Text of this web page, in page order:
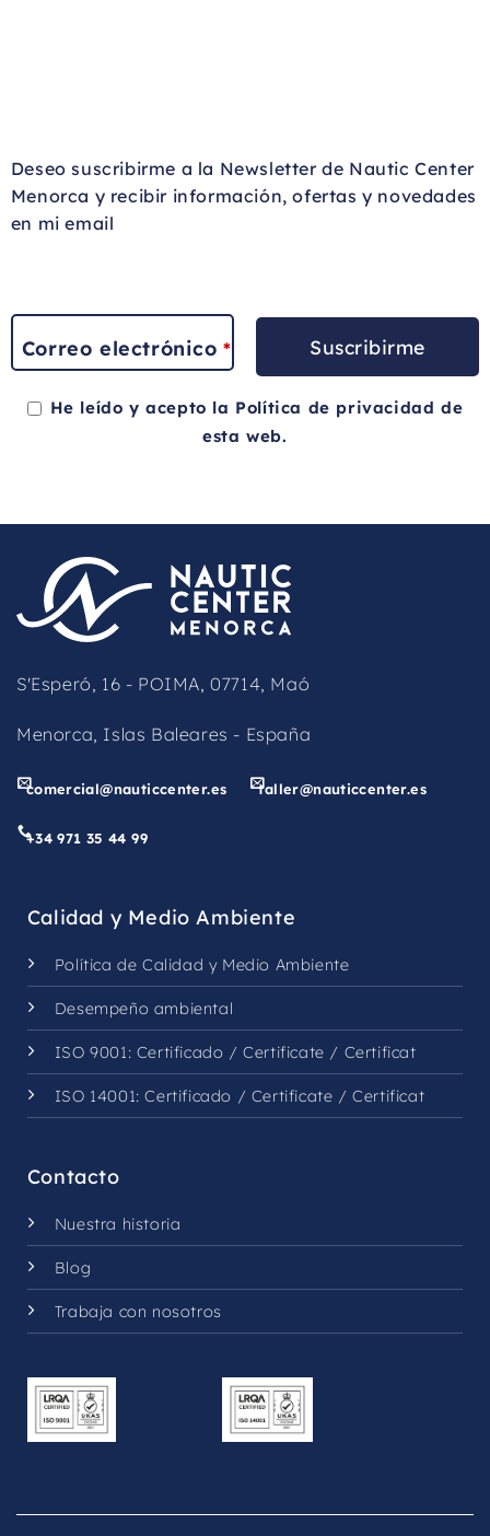
Deseo suscribirme a la Newsletter de Nautic Center
Menorca y recibir información, ofertas y novedades
en mi email
Correo electrónico * Suscribirme
He leído y acepto la Política de privacidad de
esta web.
blank
S'Esperó, 16 - POIMA, 07714, Maó
Menorca, Islas Baleares - España
comercial@nauticcenter.es taller@nauticcenter.es
+34 971 35 44 99
Calidad y Medio Ambiente
Política de Calidad y Medio Ambiente
Desempeño ambiental
ISO 9001: Certificado /Certificate / Certificat
ISO 14001:Certificado / Certificate /Certificat
Contacto
Nuestra historia
Blog
Trabaja con nosotros